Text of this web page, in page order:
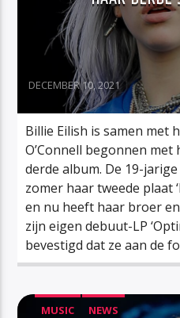
DECEMBER 10, 2021
Billie Eilish is samen met
O’Connell begonnen
derde album. De 19-
zomer haar tweede plaat
en nu heeft haar broer
zijn eigen debuut-LP
bevestigd dat ze aan de
MUSIC NEWS